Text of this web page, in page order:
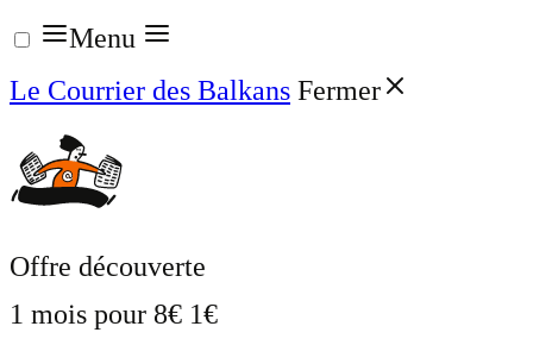
Aller
au
contenu
Menu
Le Courrier des Balkans Fermer
Offre découverte
1 mois pour 8€ 1€